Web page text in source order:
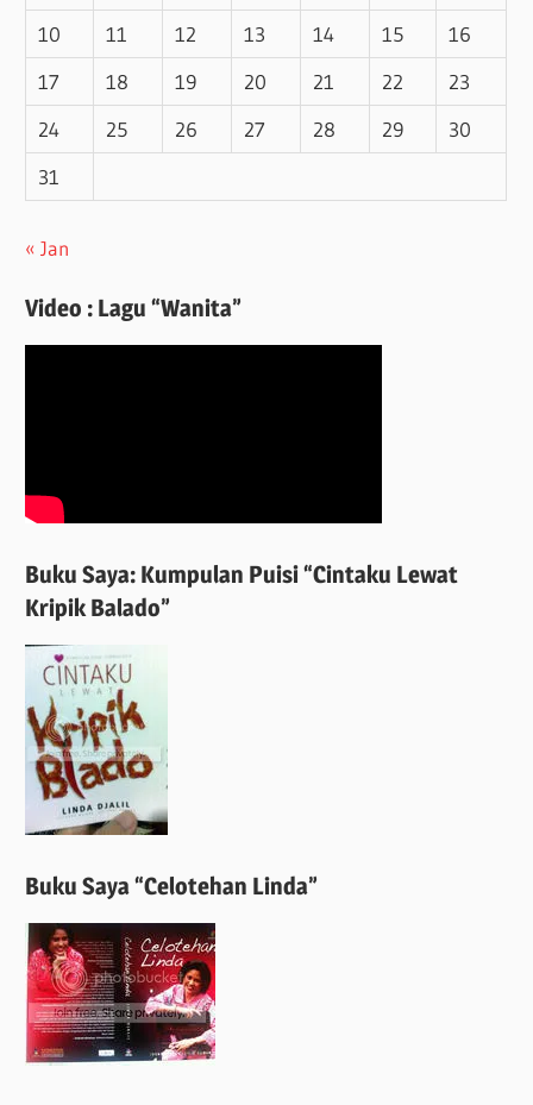
10
11 12 13 14 15
16
17
18 19 20 21 22
23
24
25 26 27 28 29
30
31
« Jan
Video : Lagu “Wanita”
Buku Saya: Kumpulan Puisi “Cintaku Lewat
Kripik Balado”
Buku Saya “Celotehan Linda”